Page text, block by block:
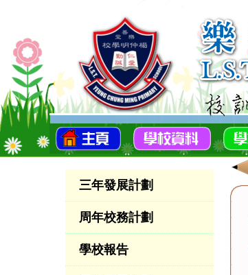
三年發展計劃
周年校務計劃
學校報告